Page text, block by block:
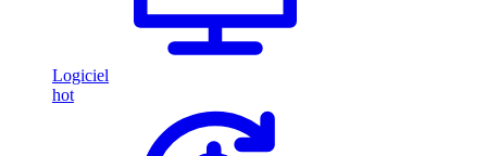
Logiciel
hot